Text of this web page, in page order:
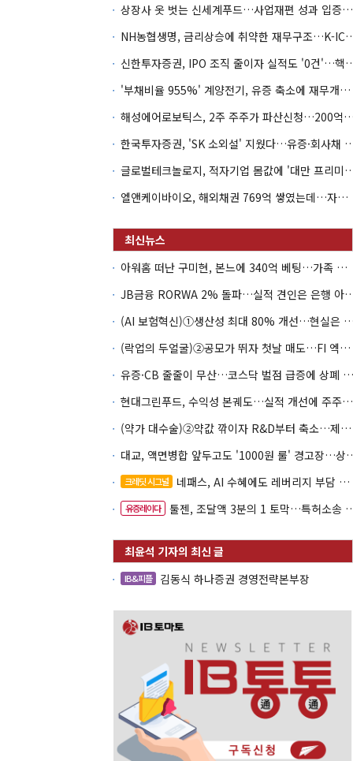
상장사 옷 벗는 신세계푸드…사업재편 성과 입증할까
NH농협생명, 금리상승에 취
신한투자증권, IPO 조직 줄
'부채비율 955%' 계양전기, 유증 축소에 재무개선 효과 '뚝'
해성에어로보틱스, 2주 주주가 파산
한국투자증권, 'SK 소외설' 지웠
글로벌테크놀로지, 적자기업 몸값
엘앤케이바이오, 해외채권 769억 쌓였는데…자회사 4곳 자본잠식
아워홈 떠난 구미현, 본느에 340억 베팅…가족 지배체제 구축
JB금융 RORWA 2% 돌파…실
(AI 보험혁신)①생산성 최대 80%
(락업의 두얼굴)②공모가 뛰자 첫날 매도…FI 엑시트 전략 갈렸다
유증·CB 줄줄이 무산…코스닥 벌점 급증에 상폐 압박
현대그린푸드, 수익성 본궤도…실적 개선에 주주환원까지
(약가 대수술)②약값 깎이자 R&D부터 축소…제약업계 비상경영 돌입
대교, 액면병합 앞두고
크레딧 시그널 네패스, AI 수혜에도 레버리지 부담 여전
유증레이다 툴젠, 조달액 3분의 1 토막…특허소송 비용부터 챙긴다
IB&피플 김동식 하나증권 경영전략본부장